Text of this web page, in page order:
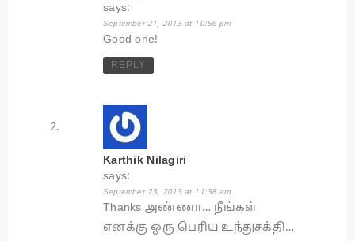
says:
September 21, 2013 at 10:56 pm
Good one!
REPLY
Karthik Nilagiri
says:
September 23, 2013 at 11:38 am
Thanks அண்ணா… நீங்கள்
எனக்கு ஒரு பெரிய உந்துசக்தி…